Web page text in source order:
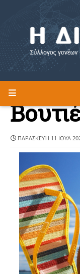
Η
ΠΑΡΑΣΚΕΥΉ 11 ΙΟΥΛ